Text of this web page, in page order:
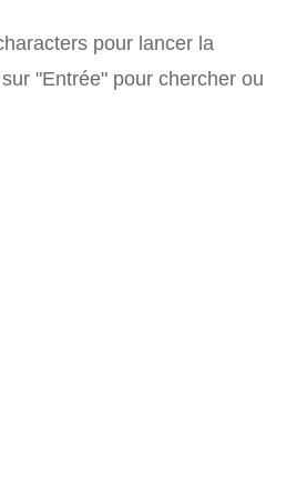
pour lancer la
"Entrée" pour chercher ou